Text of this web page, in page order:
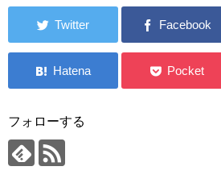
フォローする